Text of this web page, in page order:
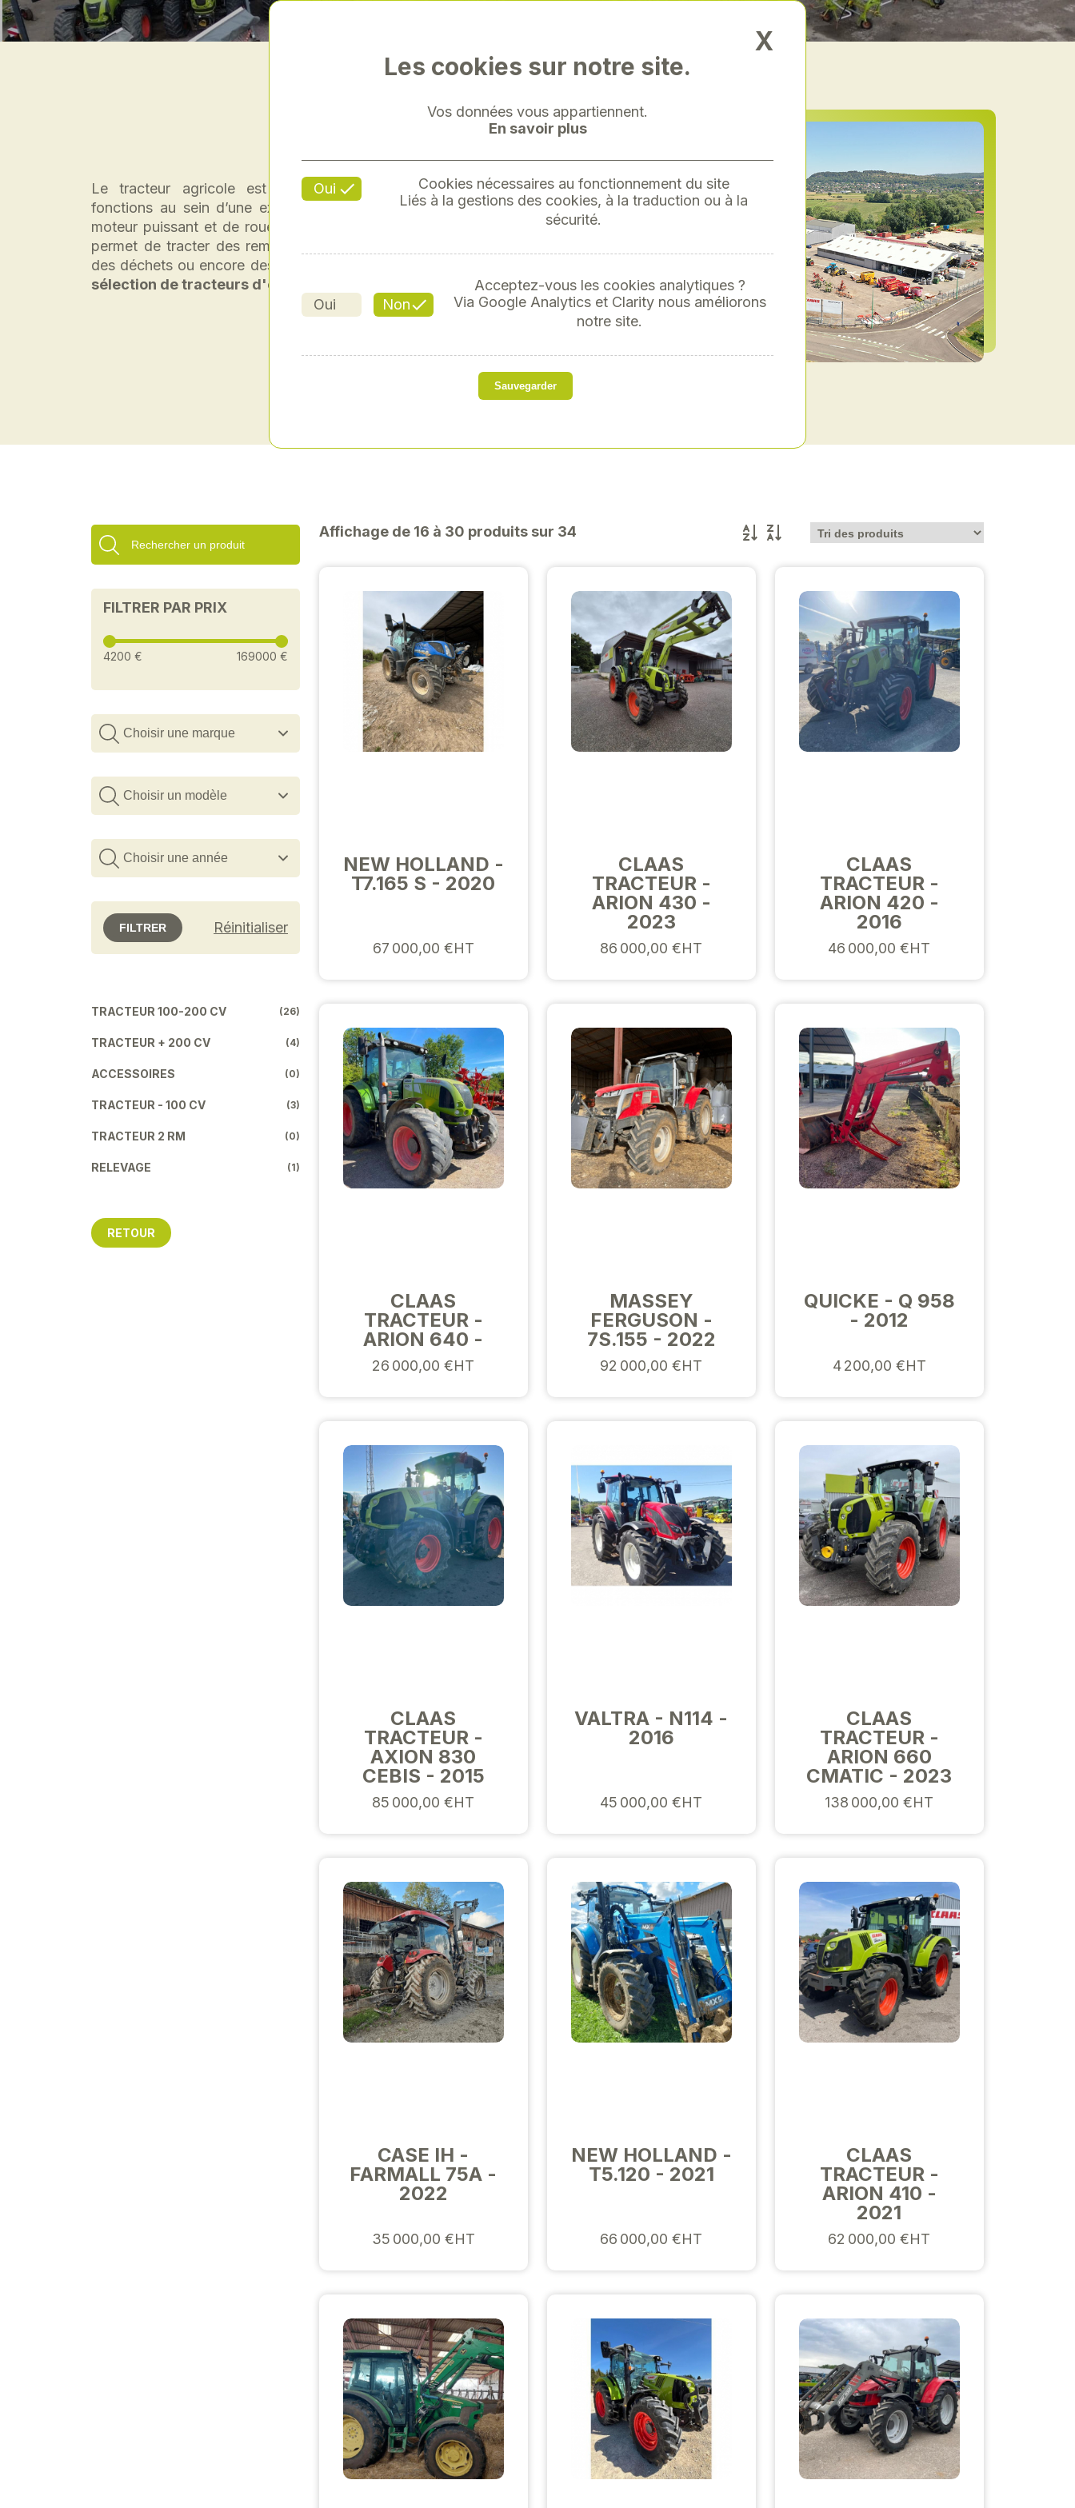
Le tracteur agricole est un véhicule ayant de nombreuses
fonctions au sein d’une exploitation agricole. Il est équipé d’un
moteur puissant et de roues motrices, d’où sa robustesse qui lui
permet de tracter des remorques à lourdes charges, de la terre,
des déchets ou encore des produits végétaux.
sélection de tracteurs d'occasion.
FILTRER PAR PRIX
4200 € 169000 €
Choisir une marque
Choisir un modèle
Choisir une année
FILTRER Réinitialiser
TRACTEUR 100-200 CV (26)
TRACTEUR + 200 CV (4)
ACCESSOIRES (0)
TRACTEUR - 100 CV (3)
TRACTEUR 2 RM (0)
RELEVAGE (1)
RETOUR
Affichage de 16 à 30 produits sur 34
NEW HOLLAND -
T7.165 S - 2020
67 000,00 €HT
CLAAS
TRACTEUR -
ARION 430 -
2023
86 000,00 €HT
CLAAS
TRACTEUR -
ARION 420 -
2016
46 000,00 €HT
CLAAS
TRACTEUR -
ARION 640 -
26 000,00 €HT
MASSEY
FERGUSON -
7S.155 - 2022
92 000,00 €HT
QUICKE - Q 958
- 2012
4 200,00 €HT
CLAAS
TRACTEUR -
AXION 830
CEBIS - 2015
85 000,00 €HT
VALTRA - N114 -
2016
45 000,00 €HT
CLAAS
TRACTEUR -
ARION 660
CMATIC - 2023
138 000,00 €HT
CASE IH -
FARMALL 75A -
2022
35 000,00 €HT
NEW HOLLAND -
T5.120 - 2021
66 000,00 €HT
CLAAS
TRACTEUR -
ARION 410 -
2021
62 000,00 €HT
X
Les cookies sur notre site.
Vos données vous appartiennent.
En savoir plus
Oui
Cookies nécessaires au fonctionnement du site
Liés à la gestions des cookies, à la traduction ou à la
sécurité.
Oui Non
Acceptez-vous les cookies analytiques ?
Via Google Analytics et Clarity nous améliorons
notre site.
Sauvegarder